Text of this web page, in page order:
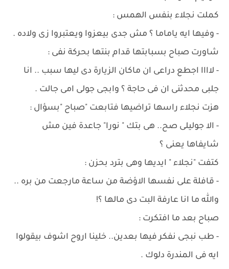
كملت نجلاء بنفس الهمس :
- وفيها ايه ياماما ؟ مش جدى بيعزوا ويعتبروا زى ولاده .
شاورت صباح بسبابتها قدام بنتها بحركة نفى :
- لاااا اجطع دراعى ان ماكان الزيارة دى ليها سبب .. انا
جلبى محدثنى ان فى حاجة ؟ وابجى جولى امى جالت .
هزت نجلاء راسها تراضيها فتابعت "صباح "بسؤال :
- الا جوليلى صح.. هى بتك " نورا" جاعدة فين مش
شايفاها يعنى ؟
كتفت "نجلاء " ايديها وهى بترد بحزن :
- قافلة على نفسها الاؤضة من ساعة مارجعت من بره ..
والله ما انا عارفة البت دى مالها ؟!
صباح بعد ما افتكرت :
- طب نبجى نفكر فيها بعدين.. خلينا اروح اشوف بيقولوا
ايه فى المندرة دلوك .